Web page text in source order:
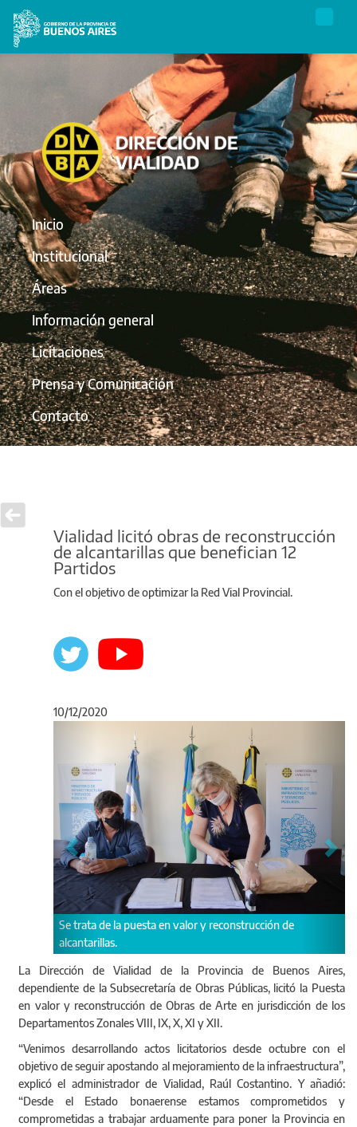
Inicio
Institucional
Áreas
Información general
Licitaciones
Prensa y Comunicación
Contacto
Vialidad licitó obras de reconstrucción
de alcantarillas que benefician 12
Partidos
Con el objetivo de optimizar la Red Vial Provincial.
10/12/2020
El paquete de licitaciones se enmarca dentro del Plan
Quinquenal impulsado por el Gobernador Kicillof.
Anterior
La Dirección de Vialidad de la Provincia de Buenos Aires,
dependiente de la Subsecretaría de Obras Públicas, licitó la Puesta
en valor y reconstrucción de Obras de Arte en jurisdicción de los
Departamentos Zonales VIII, IX, X, XI y XII.
“Venimos desarrollando actos licitatorios desde octubre con el
objetivo de seguir apostando al mejoramiento de la infraestructura”,
explicó el administrador de Vialidad, Raúl Costantino. Y añadió:
“Desde el Estado bonaerense estamos comprometidos y
comprometidas a trabajar arduamente para poner la Provincia en